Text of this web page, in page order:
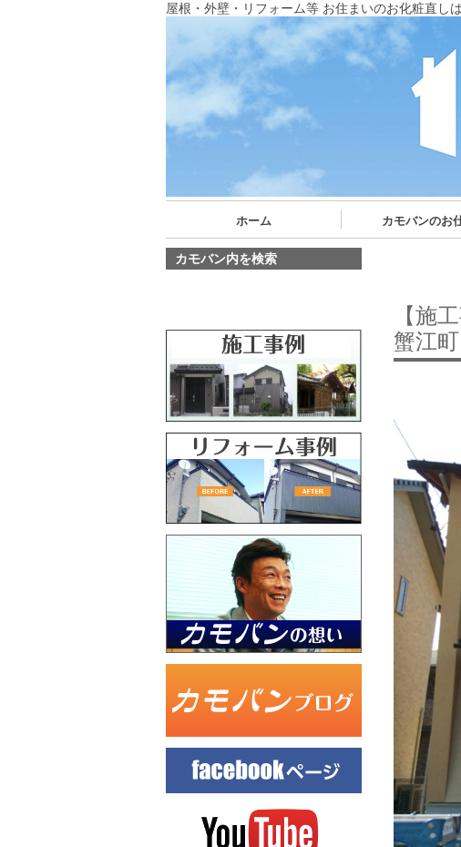
屋根・外壁・リフォーム等 お住まいのお化粧直し
ホーム カモバンのお
【施
蟹江町
カモバン内を検索